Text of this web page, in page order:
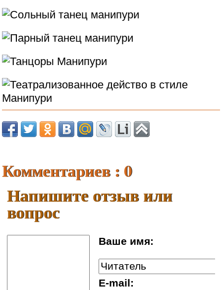
Комментариев : 0
Напишите отзыв или
вопрос
Ваше имя:
E-mail: